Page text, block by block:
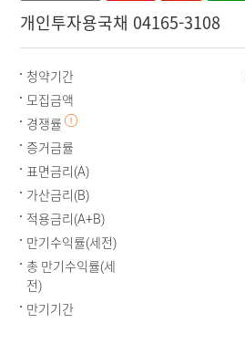
개인투자용국채 04165-3108
청약기간
모집금액
경쟁률
증거금률
표면금리(A)
가산금리(B)
적용금리(A+B)
만기수익률(세전)
총 만기수익률(세
전)
만기기간